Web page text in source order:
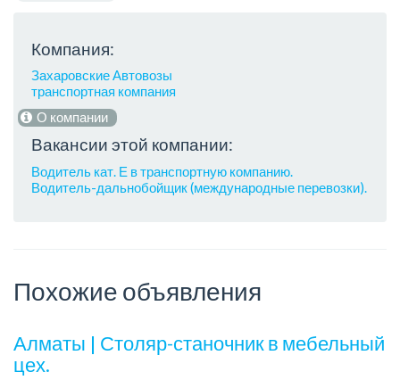
Компания:
Захаровские Автовозы
транспортная компания
О компании
Вакансии этой компании:
Водитель кат. Е в транспортную компанию.
Водитель-дальнобойщик (международные перевозки).
Похожие объявления
Алматы | Столяр-станочник в мебельный
цех.